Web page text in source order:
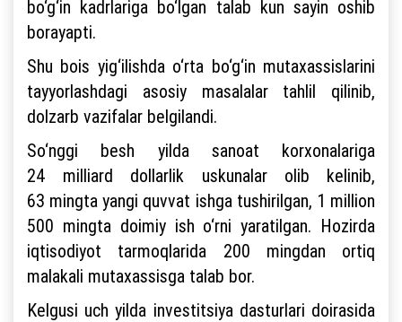
bo‘g‘in kadrlariga bo‘lgan talab kun sayin oshib
borayapti.
Shu bois yig‘ilishda o‘rta bo‘g‘in mutaxassislarini
tayyorlashdagi asosiy masalalar tahlil qilinib,
dolzarb vazifalar belgilandi.
So‘nggi besh yilda sanoat korxonalariga
24 milliard dollarlik uskunalar olib kelinib,
63 mingta yangi quvvat ishga tushirilgan, 1 million
500 mingta doimiy ish o‘rni yaratilgan. Hozirda
iqtisodiyot tarmoqlarida 200 mingdan ortiq
malakali mutaxassisga talab bor.
Kelgusi uch yilda investitsiya dasturlari doirasida